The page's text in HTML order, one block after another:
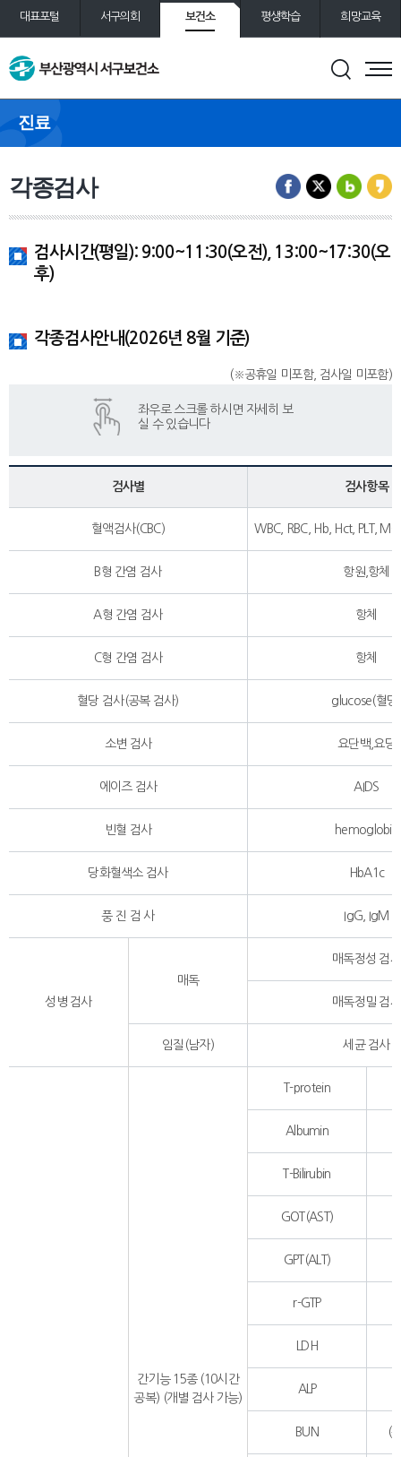
대표포털 서구의회 보건소 평생학습 희망교육
진료
각종검사
검사시간(평일): 9:00~11:30(오전), 13:00~17:30(오
후)
각종검사안내(2026년 8월 기준)
(※공휴일 미포함, 검사일 미포함)
검사별 검사항목
혈액검사(CBC) WBC, RBC, Hb, Hct, PLT,
B형 간염 검사 항원,항체
A형 간염 검사 항체
C형 간염 검사 항체
혈당 검사(공복 검사) glucose(혈당)
소변 검사 요단백,요당
에이즈 검사 AIDS
빈혈 검사 hemoglobin
당화혈색소 검사 HbA1c
풍 진 검 사 IgG, IgM
성병 검사
매독
매독정성 검사
매독정밀 검사
임질(남자) 세균 검사
간기능 15종 (10시간
공복) (개별 검사 가능)
T-protein
Albumin
T-Bilirubin
GOT(AST)
GPT(ALT)
r-GTP
LDH
ALP
BUN (